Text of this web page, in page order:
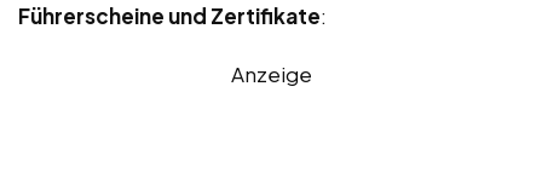
Führerscheine und Zertifikate:
Anzeige